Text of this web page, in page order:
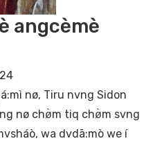
angcèmè
nø, Tiru nvng Sidon
nø chø̀m tiq chø̀m svng
wa dvdā:mò we í